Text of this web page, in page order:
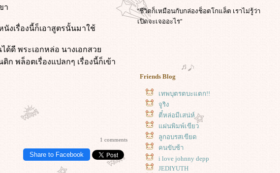
า
งเรื่องนี้ก็เอาสูตรนั้นมาใช้
ด้ดี พระเอกหล่อ นางเอกสว
ก พล็อตเรื่องแปลกๆ เรื่องนี้ก็เข้า
1 comments
Share to Facebook
''ชีวิตก็เหมือนกับกล่องช็อตโกแล็ต เราไม่รู้ว่า
เปิดจะเจออะไร''
Friends Blog
เทพบุตรตบะแตก!!
จูริง
ตี๋หล่อมีเสน่ห์
ผ่นพิมพ์เขียว
ลูกอบรสเขียด
คนขับช้า
i love johnny depp
JEDIYUTH